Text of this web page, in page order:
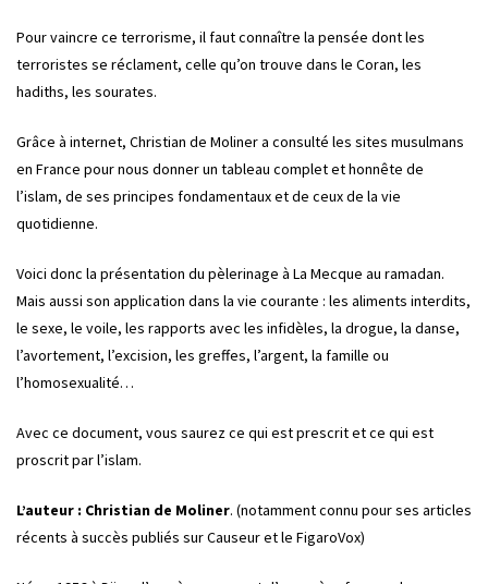
Pour vaincre ce terrorisme, il faut connaître la pensée dont les
terroristes se réclament, celle qu’on trouve dans le Coran, les
hadiths, les sourates.
Grâce à internet, Christian de Moliner a consulté les sites musulmans
en France pour nous donner un tableau complet et honnête de
l’islam, de ses principes fondamentaux et de ceux de la vie
quotidienne.
Voici donc la présentation du pèlerinage à La Mecque au ramadan.
Mais aussi son application dans la vie courante : les aliments interdits,
le sexe, le voile, les rapports avec les infidèles, la drogue, la danse,
l’avortement, l’excision, les greffes, l’argent, la famille ou
l’homosexualité…
Avec ce document, vous saurez ce qui est prescrit et ce qui est
proscrit par l’islam.
L’auteur : Christian de Moliner. (notamment connu pour ses articles
récents à succès publiés sur Causeur et le FigaroVox)